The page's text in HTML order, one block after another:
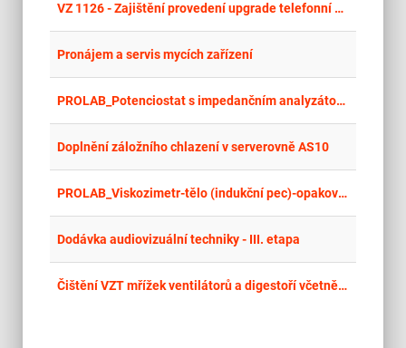
VZ 1126 - Zajištění provedení upgrade telefonní ústředny pro potřebu Městské policie hl. m. Prahy
Pronájem a servis mycích zařízení
PROLAB_Potenciostat s impedančním analyzátorem
Doplnění záložního chlazení v serverovně AS10
PROLAB_Viskozimetr-tělo (indukční pec)-opakování
Dodávka audiovizuální techniky - III. etapa
Čištění VZT mřížek ventilátorů a digestoří včetně výměny tukových filtrů na ubytovacích provozních objektech Kolejí a menz VUT v Brně